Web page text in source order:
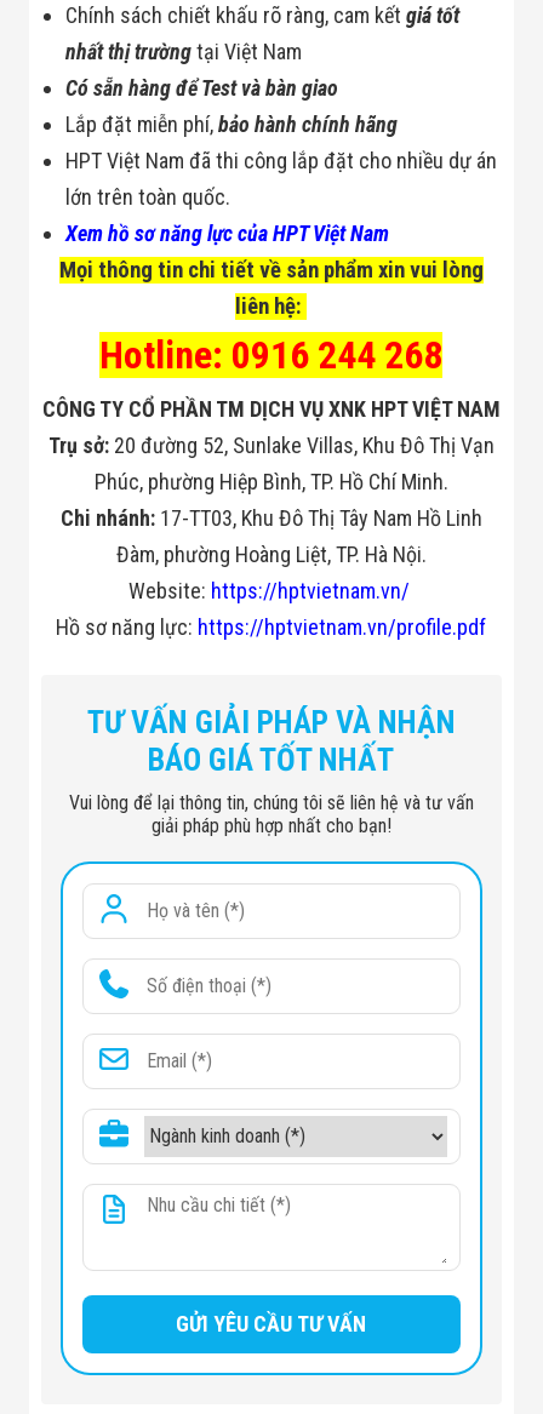
Chính sách chiết khấu rõ ràng, cam kếtgiá tốt
nhất thị trườngtại Việt Nam
Có sẵn hàng để Test và bàn giao
Lắp đặt miễn phí,bảo hành chính hãng
HPT Việt Nam đã thi công lắp đặt cho nhiều dự án
lớn trên toàn quốc.
Xem hồ sơ năng lực của HPT Việt Nam
Mọi thông tin chi tiết về sản phẩm xin vui lòng
liên hệ:
Hotline: 0916 244 268
CÔNG TY CỔ PHẦN TM DỊCH VỤ XNK HPT VIỆT NAM
Trụ sở: 20 đường 52, Sunlake Villas, Khu Đô Thị Vạn
Phúc, phường Hiệp Bình, TP. Hồ Chí Minh.
Chi nhánh:17-TT03, Khu Đô Thị Tây Nam Hồ Linh
Đàm, phường Hoàng Liệt, TP. Hà Nội.
Website: https://hptvietnam.vn/
Hồ sơ năng lực: https://hptvietnam.vn/profile.pdf
TƯ VẤN GIẢI PHÁP VÀ NHẬN
BÁO GIÁ TỐT NHẤT
Vui lòng để lại thông tin, chúng tôi sẽ liên hệ và tư vấn
giải pháp phù hợp nhất cho bạn!